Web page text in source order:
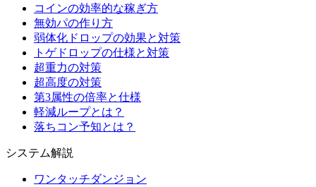
コインの効率的な稼ぎ方
無効パの作り方
弱体化ドロップの効果と対策
トゲドロップの仕様と対策
超重力の対策
超高度の対策
第3属性の倍率と仕様
軽減ループとは？
落ちコン予知とは？
システム解説
ワンタッチダンジョン